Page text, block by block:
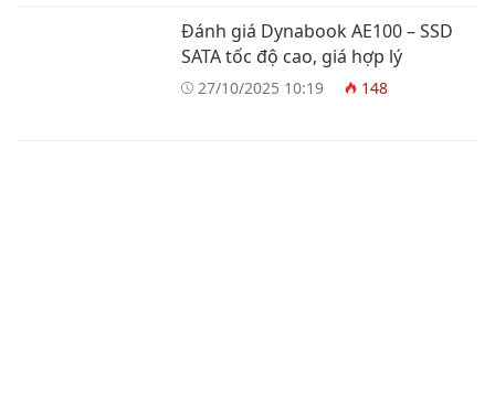
Đánh giá Dynabook AE100 – SSD
SATA tốc độ cao, giá hợp lý
27/10/2025 10:19 148